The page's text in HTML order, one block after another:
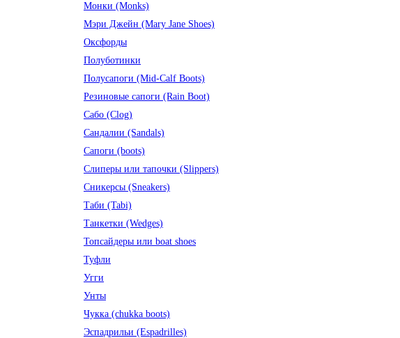
Монки (Monks)
Мэри Джейн (Mary Jane Shoes)
Оксфорды
Полуботинки
Полусапоги (Mid-Calf Boots)
Резиновые сапоги (Rain Boot)
Сабо (Clog)
Сандалии (Sandals)
Сапоги (boots)
Слиперы или тапочки (Slippers)
Сникерсы (Sneakers)
Таби (Tabi)
Танкетки (Wedges)
Топсайдеры или boat shoes
Туфли
Угги
Унты
Чукка (chukka boots)
Эспадрильи (Espadrilles)